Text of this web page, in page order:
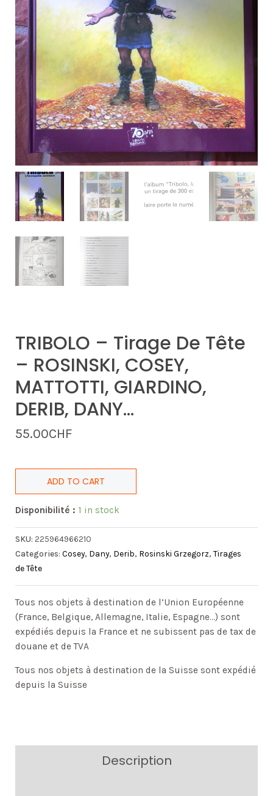
TRIBOLO – Tirage De Tête
– ROSINSKI, COSEY,
MATTOTTI, GIARDINO,
DERIB, DANY…
55.00CHF
ADD TO CART
Disponibilité : 1 in stock
SKU: 225964966210
Categories: Cosey, Dany, Derib, Rosinski Grzegorz, Tirages
de Tête
Tous nos objets à destination de l’Union Européenne
(France, Belgique, Allemagne, Italie, Espagne…) sont
expédiés depuis la France et ne subissent pas de tax de
douane et de TVA
Tous nos objets à destination de la Suisse sont expédié
depuis la Suisse
Description